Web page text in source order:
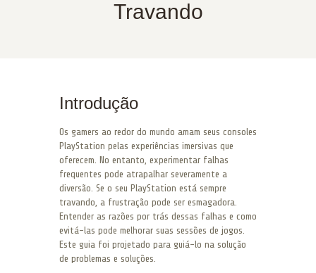
Travando
Introdução
Os gamers ao redor do mundo amam seus consoles
PlayStation pelas experiências imersivas que
oferecem. No entanto, experimentar falhas
frequentes pode atrapalhar severamente a
diversão. Se o seu PlayStation está sempre
travando, a frustração pode ser esmagadora.
Entender as razões por trás dessas falhas e como
evitá-las pode melhorar suas sessões de jogos.
Este guia foi projetado para guiá-lo na solução
de problemas e soluções.